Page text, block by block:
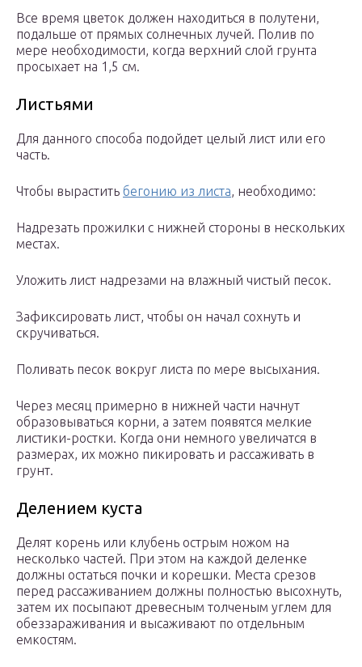
Все время цветок должен находиться в полутени,
подальше от прямых солнечных лучей. Полив по
мере необходимости, когда верхний слой грунта
просыхает на 1,5 см.
Листьями
Для данного способа подойдет целый лист или его
часть.
Чтобы вырастить бегонию из листа, необходимо:
Надрезать прожилки с нижней стороны в нескольких
местах.
Уложить лист надрезами на влажный чистый песок.
Зафиксировать лист, чтобы он начал сохнуть и
скручиваться.
Поливать песок вокруг листа по мере высыхания.
Через месяц примерно в нижней части начнут
образовываться корни, а затем появятся мелкие
листики-ростки. Когда они немного увеличатся в
размерах, их можно пикировать и рассаживать в
грунт.
Делением куста
Делят корень или клубень острым ножом на
несколько частей. При этом на каждой деленке
должны остаться почки и корешки. Места срезов
перед рассаживанием должны полностью высохнуть,
затем их посыпают древесным толченым углем для
обеззараживания и высаживают по отдельным
емкостям.